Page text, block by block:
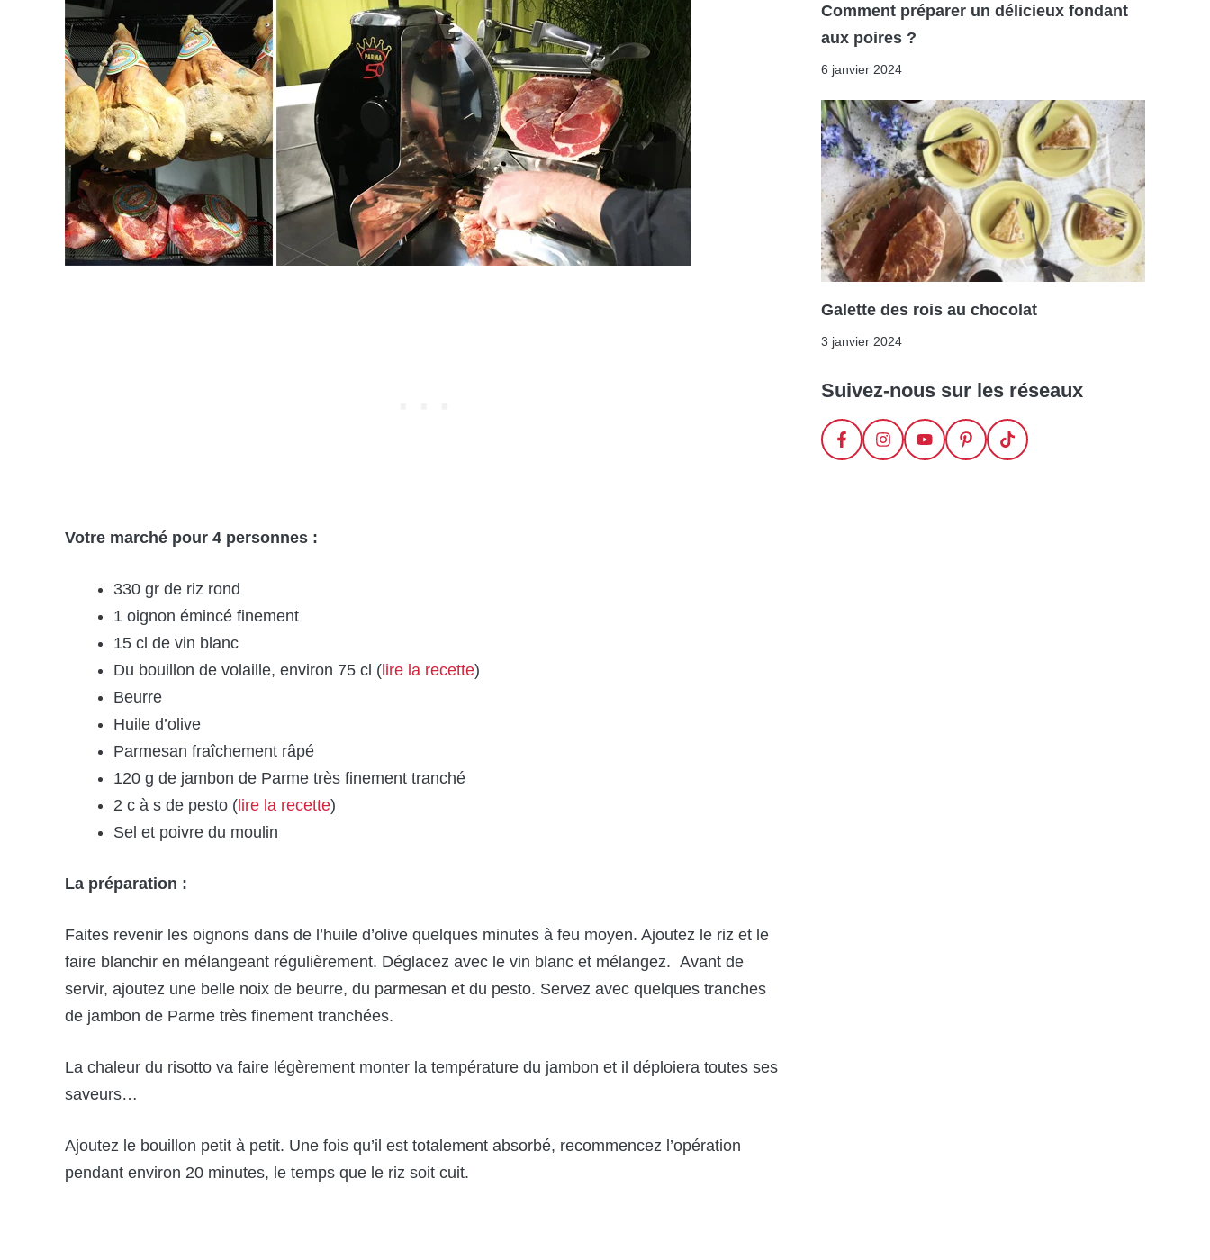
Votre marché pour 4 personnes :
330 gr de riz rond
1 oignon émincé finement
15 cl de vin blanc
Du bouillon de volaille, environ 75 cl (lire la recette)
Beurre
Huile d’olive
Parmesan fraîchement râpé
120 g de jambon de Parme très finement tranché
2 c à s de pesto (lire la recette)
Sel et poivre du moulin
La préparation :
Faites revenir les oignons dans de l’huile d’olive quelques minutes à feu moyen. Ajoutez le riz et le
faire blanchir en mélangeant régulièrement. Déglacez avec le vin blanc et mélangez. Avant de
servir, ajoutez une belle noix de beurre, du parmesan et du pesto. Servez avec quelques tranches
de jambon de Parme très finement tranchées.
La chaleur du risotto va faire légèrement monter la température du jambon et il déploiera toutes ses
saveurs…
Ajoutez le bouillon petit à petit. Une fois qu’il est totalement absorbé, recommencez l’opération
pendant environ 20 minutes, le temps que le riz soit cuit.
Comment préparer un délicieux fondant
aux poires ?
6 janvier 2024
Galette des rois au chocolat
3 janvier 2024
Suivez-nous sur les réseaux